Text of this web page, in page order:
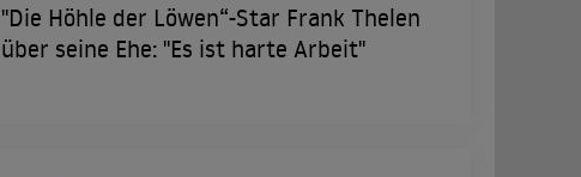
"Die Höhle der Löwen“-Star Frank Thelen
über seine Ehe: "Es ist harte Arbeit"